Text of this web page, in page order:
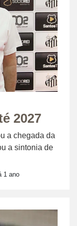
2027
a chegada da
a sintonia de
1 ano